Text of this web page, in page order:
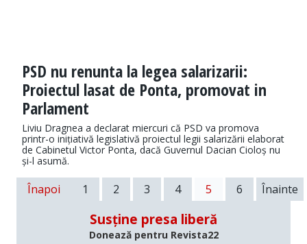
PSD nu renunta la legea salarizarii:
Proiectul lasat de Ponta, promovat in
Parlament
Liviu Dragnea a declarat miercuri că PSD va promova
printr-o inițiativă legislativă proiectul legii salarizării elaborat
de Cabinetul Victor Ponta, dacă Guvernul Dacian Cioloș nu
și-l asumă.
Înapoi 1 2 3 4 5 6 Înainte
Susține presa liberă
Donează pentru Revista22